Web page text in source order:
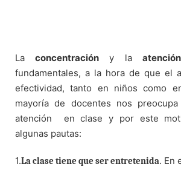
Laconcentración y la
fundamentales, a la hora de que el
efectividad, tanto en niños como
mayoría de docentes nos
atención
en clase y por este
algunas pautas:
1.La clase tiene que ser entretenida. En